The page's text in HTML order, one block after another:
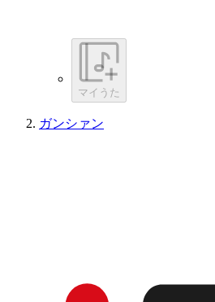
マイうた
ガンシァン